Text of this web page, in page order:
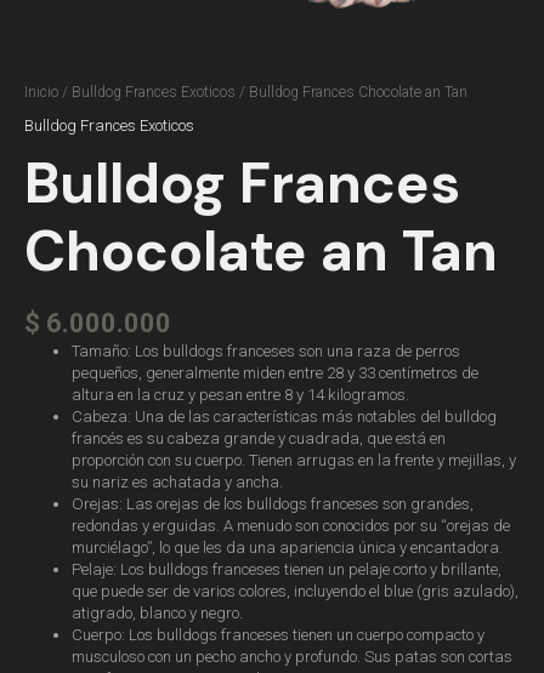
Inicio / Bulldog Frances Exoticos / Bulldog Frances Chocolate an Tan
Bulldog Frances Exoticos
Bulldog Frances
Chocolate an Tan
$ 6.000.000
Tamaño: Los bulldogs franceses son una raza de perros
pequeños, generalmente miden entre 28 y 33 centímetros de
altura en la cruz y pesan entre 8 y 14 kilogramos.
Cabeza: Una de las características más notables del bulldog
francés es su cabeza grande y cuadrada, que está en
proporción con su cuerpo. Tienen arrugas en la frente y mejillas, y
su nariz es achatada y ancha.
Orejas: Las orejas de los bulldogs franceses son grandes,
redondas y erguidas. A menudo son conocidos por su “orejas de
murciélago”, lo que les da una apariencia única y encantadora.
Pelaje: Los bulldogs franceses tienen un pelaje corto y brillante,
que puede ser de varios colores, incluyendo el blue (gris azulado),
atigrado, blanco y negro.
Cuerpo: Los bulldogs franceses tienen un cuerpo compacto y
musculoso con un pecho ancho y profundo. Sus patas son cortas